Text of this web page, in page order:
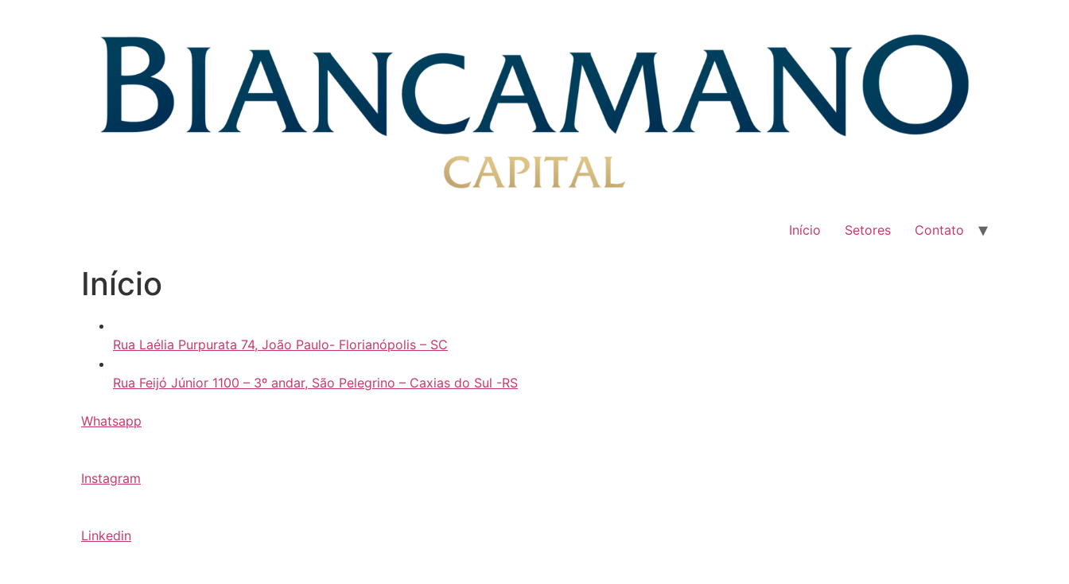
Início Setores Contato
Início
Rua Laélia Purpurata 74, João Paulo- Florianópolis – SC
Rua Feijó Júnior 1100 – 3º andar, São Pelegrino – Caxias do Sul -RS
Whatsapp
Instagram
Linkedin